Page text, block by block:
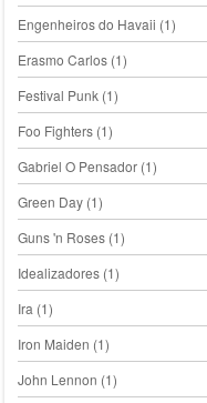
Engenheiros do Havaii (1)
Erasmo Carlos(1)
Festival Punk(1)
Foo Fighters(1)
Gabriel O Pensador(1)
Green Day(1)
Guns 'n Roses(1)
Idealizadores(1)
Ira (1)
Iron Maiden (1)
John Lennon (1)